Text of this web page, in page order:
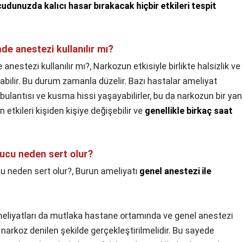
kalıcı hasar bırakacak hiçbir etkileri tespit
anestezi kullanılır mı?
kullanılır mı?, Narkozun etkisiyle birlikte halsizlik ve
Bu durum zamanla düzelir. Bazı hastalar ameliyat
ve kusma hissi yaşayabilirler, bu da narkozun bir yan
etkileri kişiden kişiye değişebilir ve genellikle birkaç saat
neden sert olur?
neden sert olur?, Burun ameliyatı genel anestezi ile
da mutlaka hastane ortamında ve genel anestezi
denilen şekilde gerçekleştirilmelidir. Bu sayede